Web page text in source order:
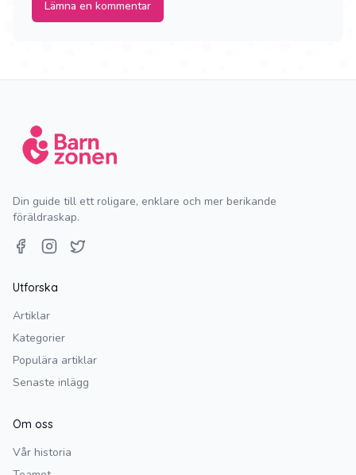
Lämna en kommentar
Din guide till ett roligare, enklare och mer berikande
föräldraskap.
Utforska
Artiklar
Kategorier
Populära artiklar
Senaste inlägg
Om oss
Vår historia